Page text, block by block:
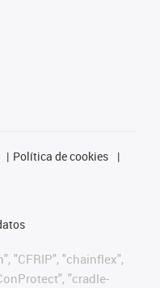
Política de cookies
"CFRIP", "chainflex",
"cradle-